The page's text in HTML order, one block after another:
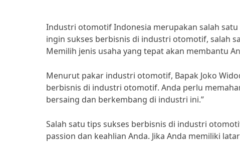
Industri otomotif Indonesia merupakan salah
ingin sukses berbisnis di industri otomotif, salah
Memilih jenis usaha yang tepat akan membantu
Menurut pakar industri otomotif, Bapak Joko
berbisnis di industri otomotif. Anda perlu
bersaing dan berkembang di industri ini.”
Salah satu tips sukses berbisnis di industri
passion dan keahlian Anda. Jika Anda memiliki